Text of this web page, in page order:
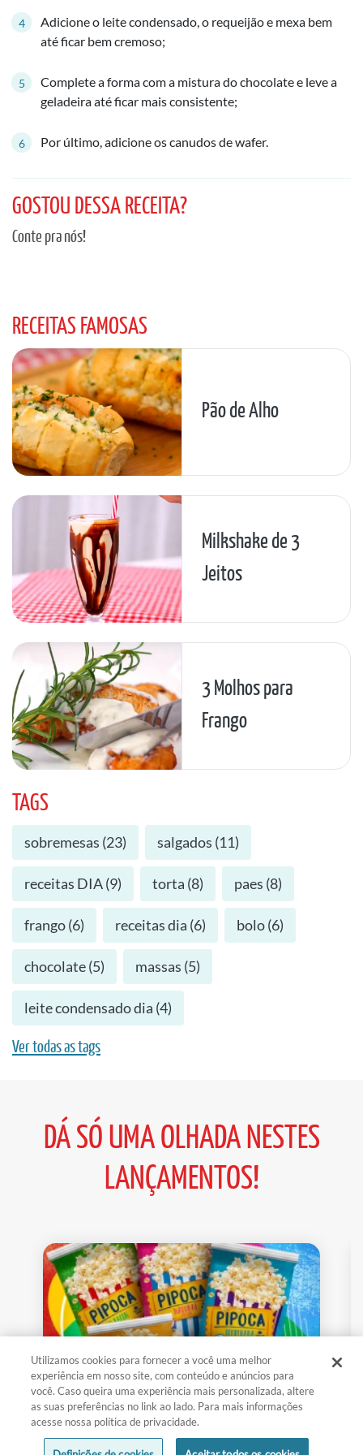
Adicione o leite condensado, o requeijão e mexa bem
até ficar bem cremoso;
Complete a forma com a mistura do chocolate e leve a
geladeira até ficar mais consistente;
Por último, adicione os canudos de wafer.
GOSTOU DESSA RECEITA?
Conte pra nós!
RECEITAS FAMOSAS
Pão de Alho
Milkshake de 3
Jeitos
3 Molhos para
Frango
TAGS
sobremesas (23) salgados (11)
receitas DIA(9) torta (8) paes (8)
frango(6) receitas dia (6) bolo(6)
chocolate(5) massas (5)
leite condensado dia (4)
Ver todas as tags
DÁ SÓ UMA OLHADA NESTES
LANÇAMENTOS!
Utilizamos cookies para fornecer a você uma melhor
experiência em nosso site, com conteúdo e anúncios para
você. Caso queira uma experiência mais personalizada, altere
as suas preferências no link ao lado. Para mais informações
acesse nossa política de privacidade.